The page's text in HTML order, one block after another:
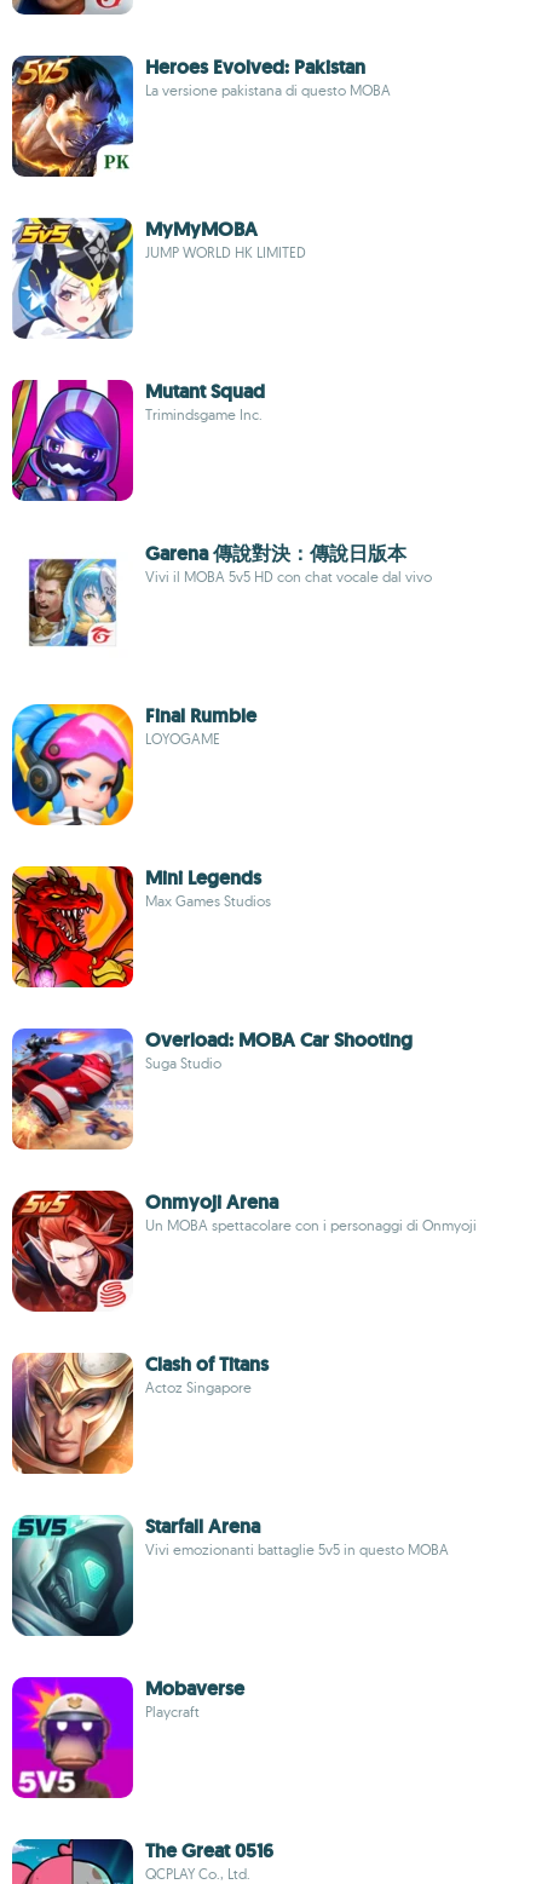
Heroes Evolved: Pakistan
La versione pakistana di questo MOBA
MyMyMOBA
JUMP WORLD HK LIMITED
Mutant Squad
Trimindsgame Inc.
Garena 傳說對決：傳說日版本
Vivi il MOBA 5v5 HD con chat vocale dal vivo
Final Rumble
LOYOGAME
Mini Legends
Max Games Studios
Overload: MOBA Car Shooting
Suga Studio
Onmyoji Arena
Un MOBA spettacolare con i personaggi di Onmyoji
Clash of Titans
Actoz Singapore
Starfall Arena
Vivi emozionanti battaglie 5v5 in questo MOBA
Mobaverse
Playcraft
The Great 0516
QCPLAY Co., Ltd.